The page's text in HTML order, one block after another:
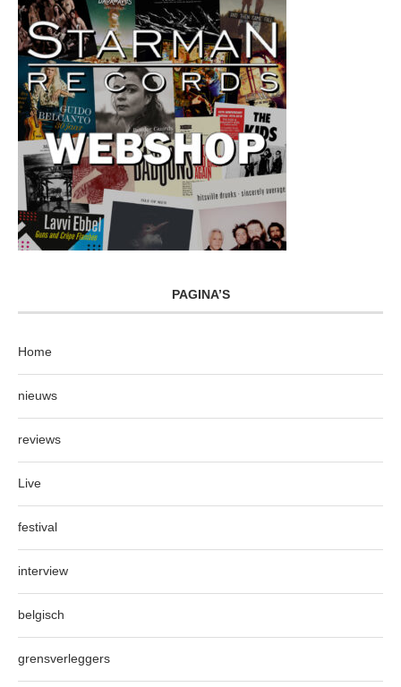
PAGINA’S
Home
nieuws
reviews
Live
festival
interview
belgisch
grensverleggers